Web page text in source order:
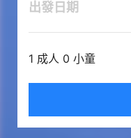
出發日期
1 成人 0 小童